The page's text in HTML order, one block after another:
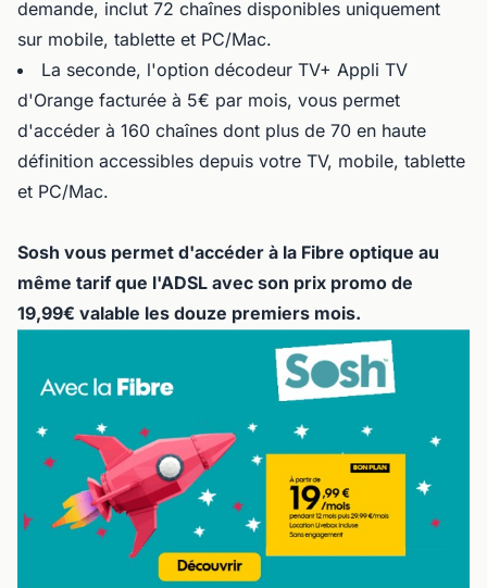
demande, inclut 72 chaînes disponibles uniquement
sur mobile, tablette et PC/Mac.
La seconde, l'option décodeur TV+ Appli TV
d'Orange facturée à 5€ par mois, vous permet
d'accéder à 160 chaînes dont plus de 70 en haute
définition accessibles depuis votre TV, mobile, tablette
et PC/Mac.
Sosh vous permet d'accéder à la Fibre optique au
même tarif que l'ADSL avec son prix promo de
19,99€ valable les douze premiers mois.